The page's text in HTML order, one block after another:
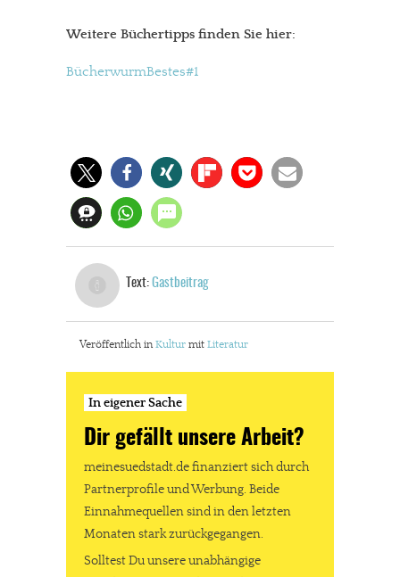
kannst Du uns mit einer kleinen Spende unterstützen.
Paypal - danke@meinesuedstadt.de
Weitere Büchertipps finden Sie hier:
BücherwurmBestes#1
Text: Gastbeitrag
Veröffentlich in Kultur mit Literatur
In eigener Sache
Dir gefällt unsere Arbeit?
meinesuedstadt.de finanziert sich durch
Partnerprofile und Werbung. Beide
Einnahmequellen sind in den letzten
Monaten stark zurückgegangen.
Solltest Du unsere unabhängige